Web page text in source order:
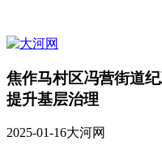
焦作马村区冯营街道
提升基层治理
2025-01-16大河网